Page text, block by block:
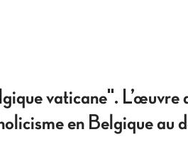
vaticane".
en Belgique au